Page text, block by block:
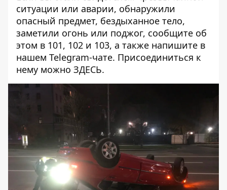
ситуации или аварии, обнаружили
опасный предмет, бездыханное тело,
заметили огонь или поджог, сообщите об
этом в 101, 102 и 103, а также напишите в
нашем Telegram-чате. Присоединиться к
нему можно ЗДЕСЬ.